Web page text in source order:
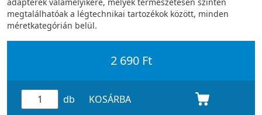
megtalálhatóak a légtechnikai tartozékok között, minden
méretkategórián belül.
2 690 Ft
db KOSÁRBA